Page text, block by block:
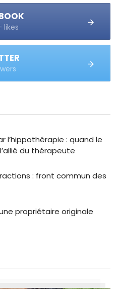
likes
l’hippothérapie : quand le
du thérapeute
: front commun des
une propriétaire originale